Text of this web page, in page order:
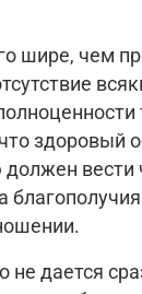
шире, чем
здоровый
вести
не дается